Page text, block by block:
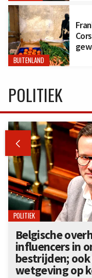
BUITENLAND
POLITIEK

POLITIEK
Belgische
influencers in
bestrijden;
wetgeving op